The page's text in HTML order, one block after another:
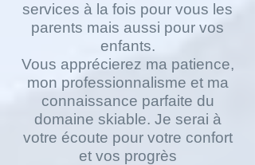
services à la fois pour vous les
parents mais aussi pour vos
enfants.
Vous apprécierez ma patience,
mon professionnalisme et ma
connaissance parfaite du
domaine skiable. Je serai à
votre écoute pour votre confort
et vos progrès